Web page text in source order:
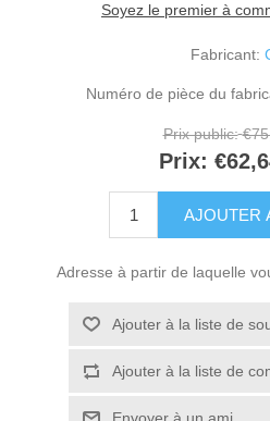
Soyez le premier à
Fabricant:
Numéro de pièce du
Prix public:
Prix:
Adresse à partir de laquelle